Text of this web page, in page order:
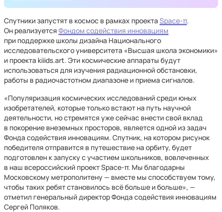
Спутники запустят в космос в рамках проекта Space-π.
Он реализуется Фондом содействия инновациям
при поддержке школы дизайна Национального
исследовательского университета «Высшая школа экономики»
и проекта kiiids.art. Эти космические аппараты будут
использоваться для изучения радиационной обстановки,
работы в радиочастотном диапазоне и приема сигналов.
«Популяризация космических исследований среди юных
изобретателей, которые только встают на путь научной
деятельности, но стремятся уже сейчас внести свой вклад
в покорение внеземных просторов, является одной из задач
Фонда содействия инновациям. Спутник, на котором рисунок
победителя отправится в путешествие на орбиту, будет
подготовлен к запуску с участием школьников, вовлеченных
в наш всероссийский проект Space-π. Мы благодарны
Московскому метрополитену — вместе мы способствуем тому,
чтобы таких ребят становилось всё больше и больше», —
отметил генеральный директор Фонда содействия инновациям
Сергей Поляков.